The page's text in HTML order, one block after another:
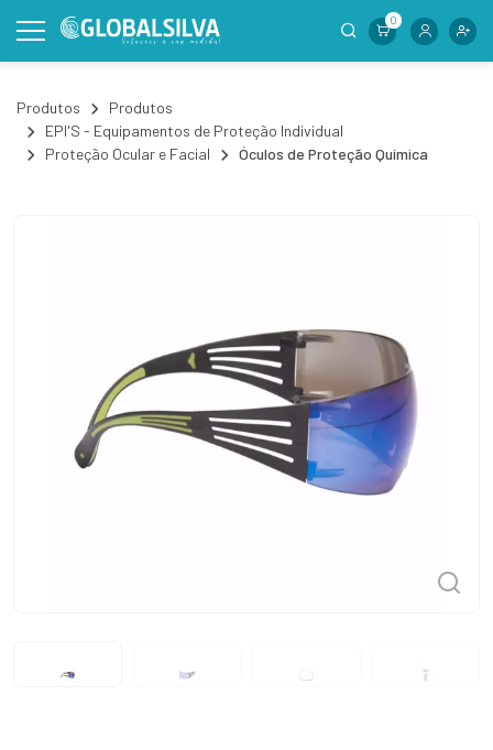
0
Produtos
Produtos
EPI'S - Equipamentos de Proteção Individual
Proteção Ocular e Facial
Óculos de Proteção Química